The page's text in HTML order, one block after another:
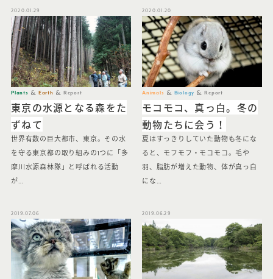
Plants Earth Report
2020.01.29
東京の水源となる森をた
ずねて
世界有数の巨大都市、東京。その水
を守る東京都の取り組みの1つに「多
摩川水源森林隊」と呼ばれる活動
が…
Animals Biology Report
2020.01.20
モコモコ、真っ白。冬の
動物たちに会う！
夏はすっきりしていた動物も冬にな
ると、モフモフ・モコモコ。毛や
羽、脂肪が増えた動物、体が真っ白
にな…
2019.07.06 2019.06.29